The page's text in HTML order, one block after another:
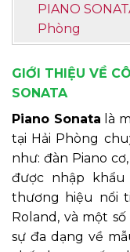
PIANO
Phòng
GIỚI THIỆU VỀ
SONATA
Piano Sonata là
tại Hải Phòng
như: đàn Piano
được nhập
thương hiệu nổi
Roland, và một
sự đa dạng về